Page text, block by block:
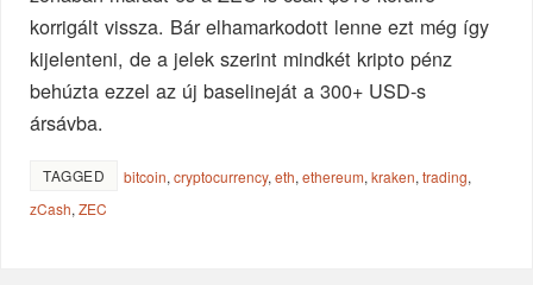
korrigált vissza. Bár elhamarkodott lenne ezt még így
kijelenteni, de a jelek szerint mindkét kripto pénz
behúzta ezzel az új baselineját a 300+ USD-s
ársávba.
TAGGED bitcoin,cryptocurrency,eth,ethereum,kraken,trading,
zCash,ZEC